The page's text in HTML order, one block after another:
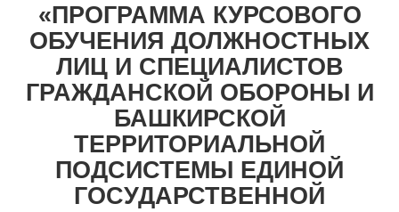
«ПРОГРАММА КУРСОВОГО
ОБУЧЕНИЯ ДОЛЖНОСТНЫХ
ЛИЦ И СПЕЦИАЛИСТОВ
ГРАЖДАНСКОЙ ОБОРОНЫ И
БАШКИРСКОЙ
ТЕРРИТОРИАЛЬНОЙ
ПОДСИСТЕМЫ ЕДИНОЙ
ГОСУДАРСТВЕННОЙ